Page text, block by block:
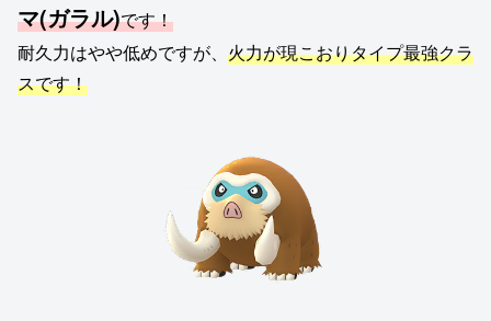
マ(ガラル)です！
耐久力はやや低めですが、 火力が現こおりタイプ最強クラ
スです！